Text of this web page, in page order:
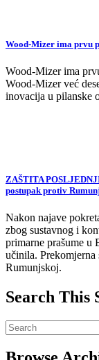
Wood-Mizer ima prvu
Wood-Mizer ima
Wood-Mizer već
inovacija u pilanske
ZAŠTITA
postupak protiv
Nakon najave
zbog sustavnog i
primarne prašume u
učinila. Prekomjerna
Rumunjskoj.
Search This